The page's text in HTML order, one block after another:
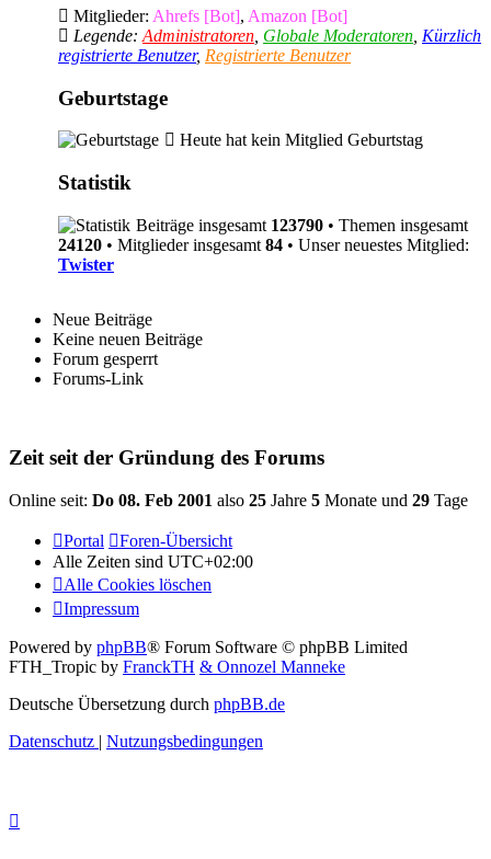
Mitglieder: Ahrefs [Bot], Amazon [Bot]
Legende: Administratoren Globale Moderatoren Kürzlich
registrierte Benutzer, Registrierte Benutzer
Geburtstage
Heute hat kein Mitglied Geburtstag
Statistik
Beiträge insgesamt 123790 • Themen insgesamt
24120 • Mitglieder insgesamt 84 • Unser neuestes Mitglied:
Twister
Neue Beiträge
Keine neuen Beiträge
Forum gesperrt
Forums-Link
Zeit seit der Gründung des Forums
Online seit: Do 08. Feb 2001 also 25 Jahre 5 Monate und 29 Tage
Portal
Foren-Übersicht
Alle Zeiten sind UTC+02:00
Alle Cookies löschen
Impressum
Powered by phpBB® Forum Software © phpBB Limited
FTH_Tropic by FranckTH & Onnozel Manneke
Deutsche Übersetzung durch phpBB.de
Datenschutz | Nutzungsbedingungen